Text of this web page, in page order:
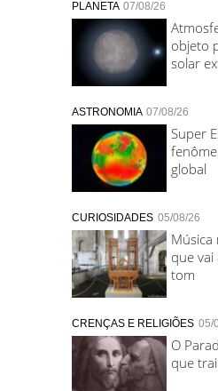
PLANETA 07/08/26
objeto
solar
ASTRONOMIA 07/08/26
Super
global
CURIOSIDADES 05/08/26
Música
que
tom
CRENÇAS E RELIGIÕES 05/
O
que